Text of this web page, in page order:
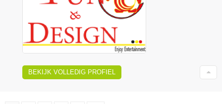
BEKIJK VOLLEDIG PROFIEL